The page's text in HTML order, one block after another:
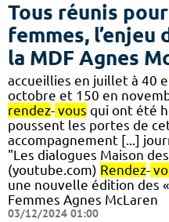
Tous réunis
femmes, l’enjeu
la MDF Agnes
accueillies en juillet à 40
octobre et 150 en
rendez- vous qui ont été
poussent les portes de
accompagnement [...]
"Les dialogues Maison
(youtube.com) Rendez-
une nouvelle édition des
Femmes Agnes McLaren
03/12/2024 01:00